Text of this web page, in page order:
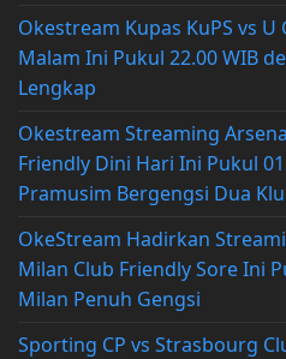
Okestream Kupas KuPS vs U
Malam Ini Pukul 22.00 WIB
Lengkap
Okestream Streaming
Friendly Dini Hari Ini Pukul
Pramusim Bergengsi Dua
OkeStream Hadirkan
Milan Club Friendly Sore Ini
Milan Penuh Gengsi
Sporting CP vs Strasbourg